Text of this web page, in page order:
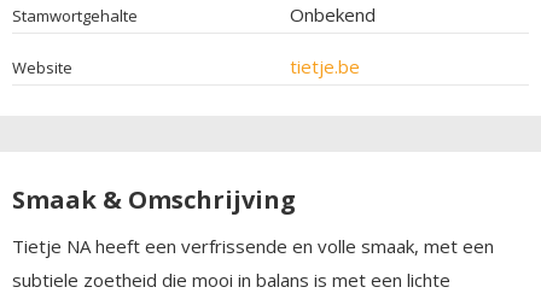
Stamwortgehalte Onbekend
Website tietje.be
Smaak & Omschrijving
Tietje NA heeft een verfrissende en volle smaak, met een
subtiele zoetheid die mooi in balans is met een lichte